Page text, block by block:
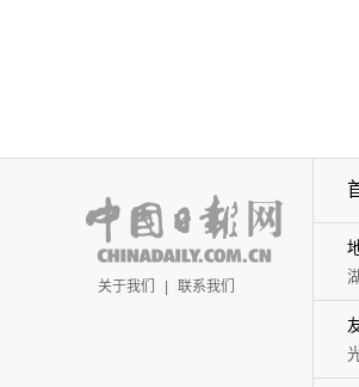
关于我们 | 联系我们